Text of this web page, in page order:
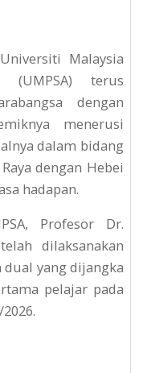
Malaysia
(UMPSA) terus
dengan
menerusi
dalam bidang
dengan Hebei
hadapan.
Profesor Dr.
dilaksanakan
yang dijangka
pelajar pada